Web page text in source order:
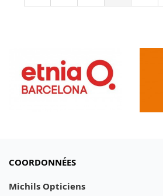
COORDONNÉES
Michils Opticiens